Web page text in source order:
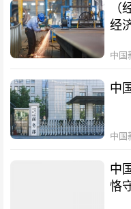
经
中国
中
中国
中
恪